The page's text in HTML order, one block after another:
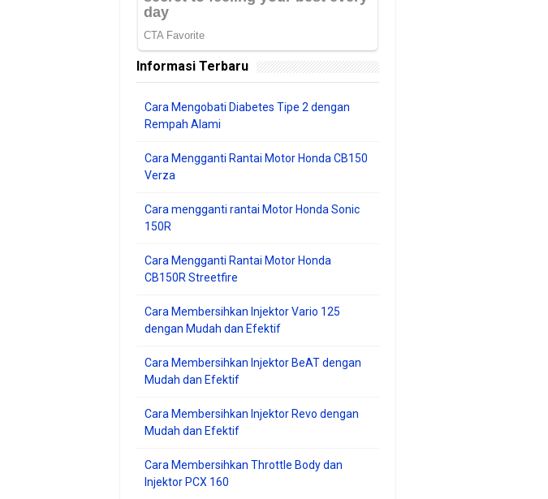
Informasi Terbaru
Cara Mengobati Diabetes Tipe 2 dengan
Rempah Alami
Cara Mengganti Rantai Motor Honda CB150
Verza
Cara mengganti rantai Motor Honda Sonic
150R
Cara Mengganti Rantai Motor Honda
CB150R Streetfire
Cara Membersihkan Injektor Vario 125
dengan Mudah dan Efektif
Cara Membersihkan Injektor BeAT dengan
Mudah dan Efektif
Cara Membersihkan Injektor Revo dengan
Mudah dan Efektif
Cara Membersihkan Throttle Body dan
Injektor PCX 160